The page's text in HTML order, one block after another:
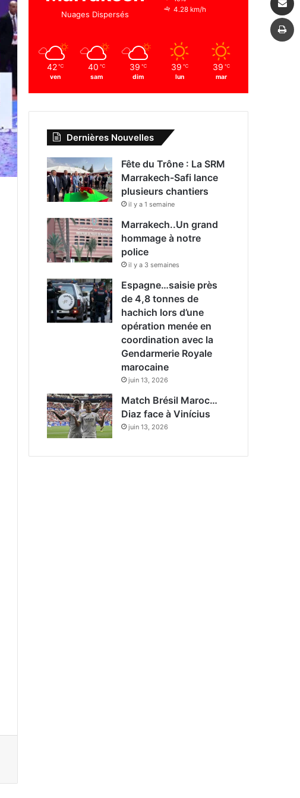
Nuages Dispersés
4.28 km/h
42 ℃
ven
40 ℃
sam
39 ℃
dim
39 ℃
lun
39 ℃
mar
Dernières Nouvelles
Fête du Trône : La SRM
Marrakech-Safi lance
plusieurs chantiers
il y a 1 semaine
Marrakech..Un grand
hommage à notre
police
il y a 3 semaines
Espagne…saisie près
de 4,8 tonnes de
hachich lors d’une
opération menée en
coordination avec la
Gendarmerie Royale
marocaine
juin 13, 2026
Match Brésil Maroc…
Diaz face à Vinícius
juin 13, 2026